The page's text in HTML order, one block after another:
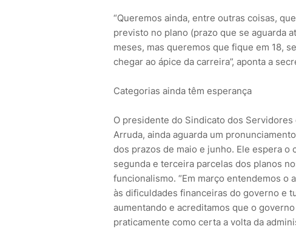
“Queremos ainda, entre outras coisas,
previsto no plano (prazo que se aguarda
meses, mas queremos que fique em 18,
chegar ao ápice da carreira”, aponta a
Categorias ainda têm esperança
O presidente do Sindicato dos
Arruda, ainda aguarda um
dos prazos de maio e junho. Ele espera
segunda e terceira parcelas dos planos
funcionalismo. “Em março entendemos o
às dificuldades financeiras do governo e
aumentando e acreditamos que o
praticamente como certa a volta da